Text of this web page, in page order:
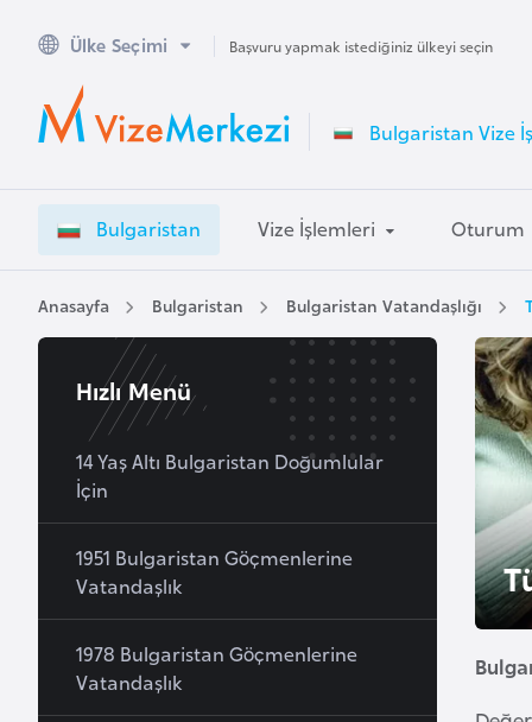
Ülke Seçimi Başvuru yapmak istediğiniz ülkeyi seçin
Bulgaristan Vize
Bulgaristan Vize İşlemleri Oturum
Anasayfa Bulgaristan Bulgaristan Vatandaşlığı
Hızlı Menü
14 Yaş Altı Bulgaristan Doğumlular
İçin
1951 Bulgaristan Göçmenlerine
Vatandaşlık
1978 Bulgaristan Göçmenlerine
Vatandaşlık
A
u
s
a
l
A
v
u
t
u
r
y
a
A